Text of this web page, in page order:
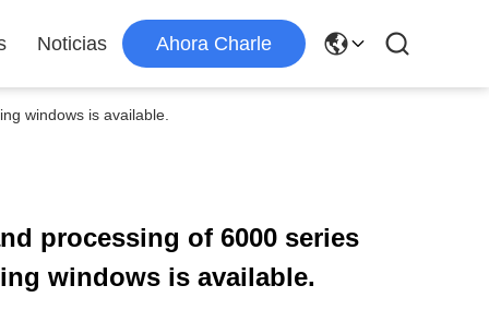
Noticias Ahora Charle
windows is available.
processing of 6000 series
windows is available.